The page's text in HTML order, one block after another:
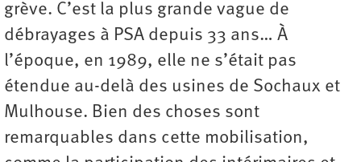
grève. C’est la plus grande vague de
débrayages à PSA depuis 33 ans… À
l’époque, en 1989, elle ne s’était pas
étendue au-delà des usines de Sochaux et
Mulhouse. Bien des choses sont
remarquables dans cette mobilisation,